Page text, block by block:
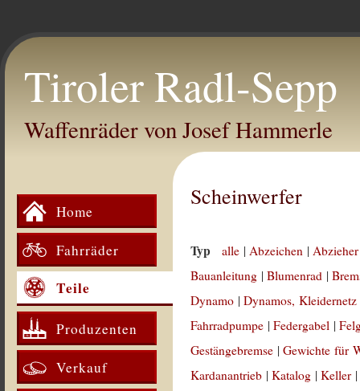
Tiroler Radl-Sepp
Waffenräder von Josef Hammerle
Home
Fahrräder
Teile
Produzenten
Verkauf
Scheinwerfer
Typ alle |Abzeichen |
Bauanleitung |Blumenrad |
Dynamo |Dynamos, Kleidernetz
Fahrradpumpe |Federgabel |
Gestängebremse |Gewichte für
Kardanantrieb |Katalog |Keller